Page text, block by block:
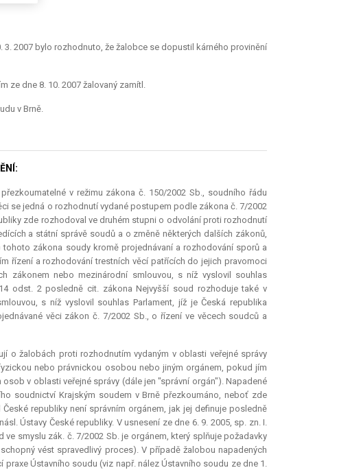
2007 bylo rozhodnuto, že žalobce se dopustil kárného provinění
ze dne 8. 10. 2007 žalovaný zamítl.
v Brně.
v režimu zákona č. 150/2002 Sb., soudního řádu
se jedná o rozhodnutí vydané postupem podle zákona č. 7/2002
zde rozhodoval ve druhém stupni o odvolání proti rozhodnutí
a státní správě soudů a o změně některých dalších zákonů,
zákona soudy kromě projednávaní a rozhodování sporů a
řízení a rozhodování trestních věcí patřících do jejich pravomoci
zákonem nebo mezinárodní smlouvou, s níž vyslovil souhlas
odst. 2 posledně cit. zákona Nejvyšší soud rozhoduje také v
s níž vyslovil souhlas Parlament, jíž je Česká republika
věci zákon č. 7/2002 Sb., o řízení ve věcech soudců a
o žalobách proti rozhodnutím vydaným v oblasti veřejné správy
nebo právnickou osobou nebo jiným orgánem, pokud jím
v oblasti veřejné správy (dále jen "správní orgán"). Napadené
soudnictví Krajským soudem v Brně přezkoumáno, neboť zde
republiky není správním orgánem, jak jej definuje posledně
Ústavy České republiky. V usnesení ze dne 6. 9. 2005, sp. zn. I.
smyslu zák. č. 7/2002 Sb. je orgánem, který splňuje požadavky
vést spravedlivý proces). V případě žalobou napadených
praxe Ústavního soudu (viz např. nález Ústavního soudu ze dne 1.